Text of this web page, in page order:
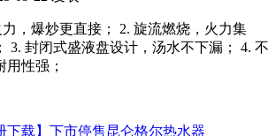
力，爆炒更直接； 2. 旋流燃烧，火力集
3. 封闭式盛液盘设计，汤水不下漏； 4. 不
性强；